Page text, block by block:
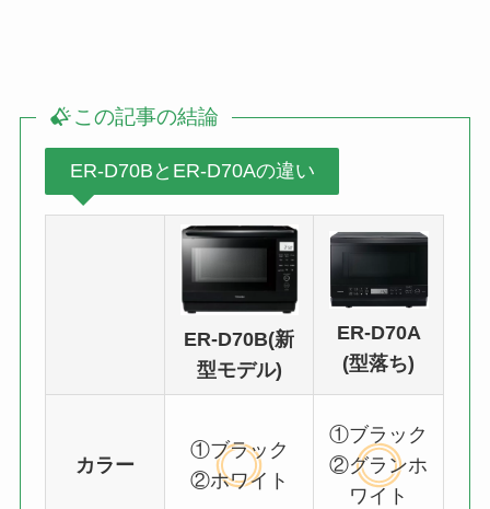
この記事の結論
ER-D70BとER-D70Aの違い
ER-D70B(新
型モデル)
ER-D70A
(型落ち)
カラー
①ブラック
②ホワイト
①ブラック
②グランホ
ワイト